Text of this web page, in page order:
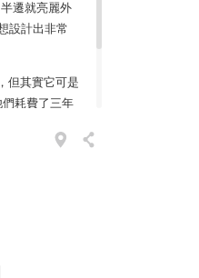
遷就亮麗外
設計出非常
但其實它可是
耗費了三年
合人體工